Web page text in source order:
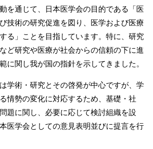
を通じて、日本医学会の目的である「医
技術の研究促進を図り、医学および医療
る」ことを目指しています。特に、研究
ど研究や医療が社会からの信頼の下に進
に関し我が国の指針を示してきました。
学術・研究とその啓発が中心ですが、学
情勢の変化に対応するため、基礎・社
題に関し、必要に応じて検討組織を設
医学会としての意見表明並びに提言を行